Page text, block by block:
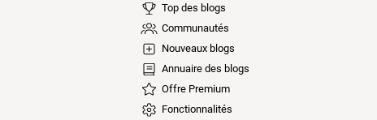
Top des blogs
Communautés
Nouveaux blogs
Annuaire des blogs
Offre Premium
Fonctionnalités